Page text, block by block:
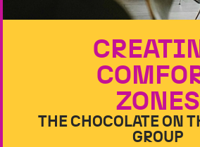
ZONES
THE CHOCOLATE ON
GROUP